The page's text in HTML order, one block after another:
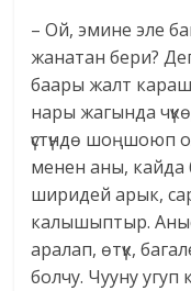
– Ой, эмине эле
жанатан бери?
баары жалт
нары жагында
үстүндө шоңшоюп
менен аны, кайда
ширидей арык,
калышыптыр.
аралап, өтүк,
болчу. Чууну